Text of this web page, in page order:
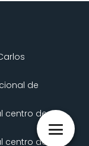
de
centro de
centro de